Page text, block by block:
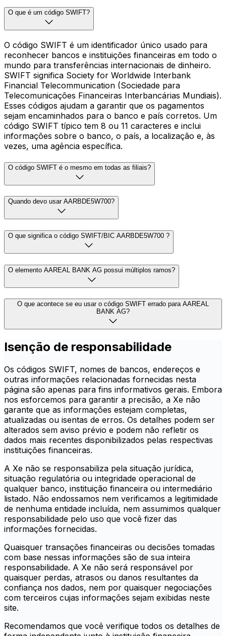
O que é um código SWIFT?
O código SWIFT é um identificador único usado para
reconhecer bancos e instituições financeiras em todo o
mundo para transferências internacionais de dinheiro.
SWIFT significa Society for Worldwide Interbank
Financial Telecommunication (Sociedade para
Telecomunicações Financeiras Interbancárias Mundiais).
Esses códigos ajudam a garantir que os pagamentos
sejam encaminhados para o banco e país corretos. Um
código SWIFT típico tem 8 ou 11 caracteres e inclui
informações sobre o banco, o país, a localização e, às
vezes, uma agência específica.
O código SWIFT é o mesmo em todas as filiais?
Quando devo usar AARBDE5W700?
O que significa o código SWIFT/BIC AARBDE5W700 ?
O elemento AAREAL BANK AG possui múltiplos ramos?
O que acontece se eu usar o código SWIFT errado para AAREAL
BANK AG?
Isenção de responsabilidade
Os códigos SWIFT, nomes de bancos, endereços e
outras informações relacionadas fornecidas nesta
página são apenas para fins informativos gerais. Embora
nos esforcemos para garantir a precisão, a Xe não
garante que as informações estejam completas,
atualizadas ou isentas de erros. Os detalhes podem ser
alterados sem aviso prévio e podem não refletir os
dados mais recentes disponibilizados pelas respectivas
instituições financeiras.
A Xe não se responsabiliza pela situação jurídica,
situação regulatória ou integridade operacional de
qualquer banco, instituição financeira ou intermediário
listado. Não endossamos nem verificamos a legitimidade
de nenhuma entidade incluída, nem assumimos qualquer
responsabilidade pelo uso que você fizer das
informações fornecidas.
Quaisquer transações financeiras ou decisões tomadas
com base nessas informações são de sua inteira
responsabilidade. A Xe não será responsável por
quaisquer perdas, atrasos ou danos resultantes da
confiança nos dados, nem por quaisquer negociações
com terceiros cujas informações sejam exibidas neste
site.
Recomendamos que você verifique todos os detalhes de